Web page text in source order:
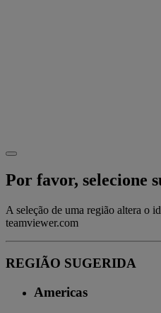
Por favor, selecione
A seleção de uma região altera o
teamviewer.com
REGIÃO SUGERIDA
Americas